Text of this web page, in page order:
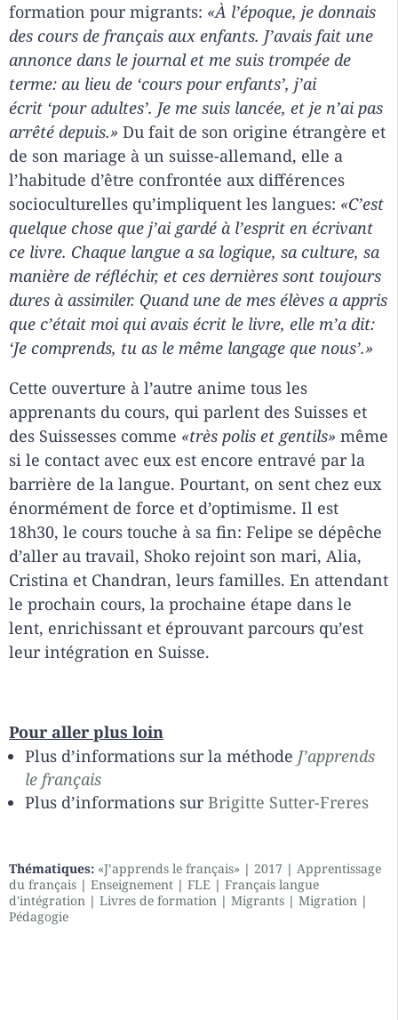
formation pour migrants: «À l’époque, je donnais
des cours de français aux enfants. J’avais fait une
annonce dans le journal et me suis trompée de
terme: au lieu de ‘cours pour enfants’, j’ai
écrit ‘pour adultes’. Je me suis lancée, et je n’ai pas
arrêté depuis.» Du fait de son origine étrangère et
de son mariage à un suisse-allemand, elle a
l’habitude d’être confrontée aux différences
socioculturelles qu’impliquent les langues: «C’est
quelque chose que j’ai gardé à l’esprit en écrivant
ce livre. Chaque langue a sa logique, sa culture, sa
manière de réfléchir, et ces dernières sont toujours
dures à assimiler. Quand une de mes élèves a appris
que c’était moi qui avais écrit le livre, elle m’a dit:
‘Je comprends, tu as le même langage que nous’.»
Cette ouverture à l’autre anime tous les
apprenants du cours, qui parlent des Suisses et
des Suissesses comme «très polis et gentils» même
si le contact avec eux est encore entravé par la
barrière de la langue. Pourtant, on sent chez eux
énormément de force et d’optimisme. Il est
18h30, le cours touche à sa fin: Felipe se dépêche
d’aller au travail, Shoko rejoint son mari, Alia,
Cristina et Chandran, leurs familles. En attendant
le prochain cours, la prochaine étape dans le
lent, enrichissant et éprouvant parcours qu’est
leur intégration en Suisse.
Pour aller plus loin
Plus d’informations sur la méthode J’apprends
le français
Plus d’informations surBrigitte Sutter-Freres
Thématiques: «J’apprends le français» | 2017 | Apprentissage
du français | Enseignement | FLE | Français langue
d'intégration | Livres de formation | Migrants | Migration |
Pédagogie